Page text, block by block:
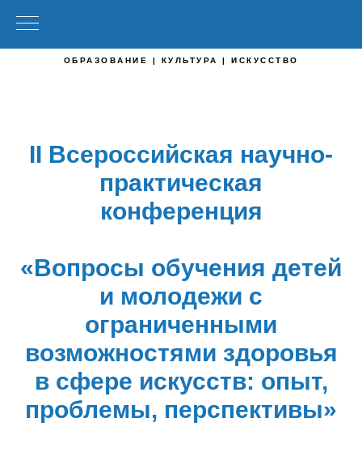
ОБРАЗОВАНИЕ | КУЛЬТУРА | ИСКУССТВО
II Всероссийская научно-
практическая
конференция
«Вопросы обучения детей
и молодежи с
ограниченными
возможностями здоровья
в сфере искусств: опыт,
проблемы, перспективы»